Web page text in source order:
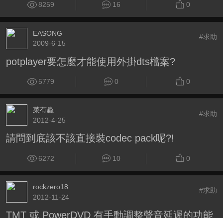
8259 16 0
EASONG
2009-6-15
#求助
potplayer要怎麼才能使用外掛dts檔案?
5779 0 0
菜有蟲
2012-4-25
#求助
請問到底該不該直接裝codec pack呢?!
6272 10 0
rockzero18
2012-11-24
#求助
TMT 或 PowerDVD 有手動調整聲音延遲的功能